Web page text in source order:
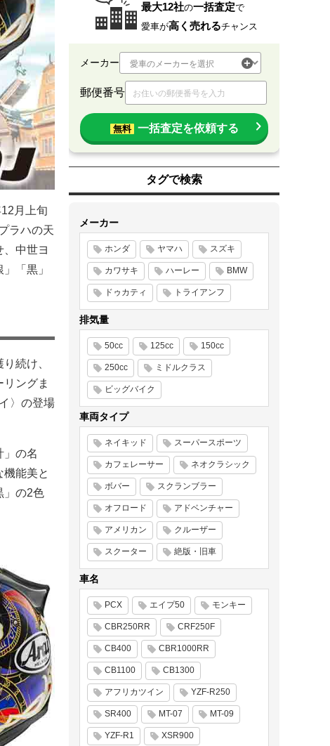
月上旬
ラハの天
中世ヨ
「黒」
続け、
ングま
〉の登場
」の名
能美と
」の2色
最大12社の一括査定で
愛車が高く売れるチャンス
メーカー
郵便番号
無料 一括査定を依頼する
タグで検索
メーカー
ホンダ ヤマハ スズキ
カワサキ ハーレー BMW
ドゥカティ トライアンフ
排気量
50cc 125cc 150cc
250cc ミドルクラス
ビッグバイク
車両タイプ
ネイキッド スーパースポーツ
カフェレーサー ネオクラシック
ボバー スクランブラー
オフロード アドベンチャー
アメリカン クルーザー
スクーター 絶版・旧車
車名
PCX エイプ50 モンキー
CBR250RR CRF250F
CB400 CBR1000RR
CB1100 CB1300
アフリカツイン YZF-R250
SR400 MT-07 MT-09
YZF-R1 XSR900